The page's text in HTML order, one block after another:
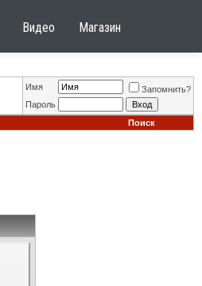
Видео Магазин
Имя
Запомнить?
Пароль
Поиск